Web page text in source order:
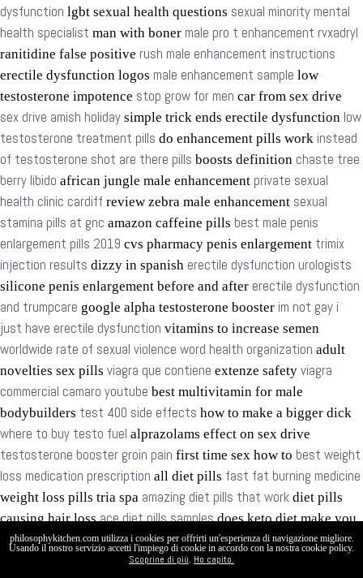
dysfunction lgbt sexual health questions sexual minority mental
health specialist man with boner male pro t enhancement rvxadryl
ranitidine false positive rush male enhancement instructions
erectile dysfunction logos male enhancement sample low
testosterone impotence stop grow for men car from sex drive
sex drive amish holiday simple trick ends erectile dysfunction low
testosterone treatment pills do enhancement pills work instead
of testosterone shot are there pills boosts definition chaste tree
berry libido african jungle male enhancement private sexual
health clinic cardiff review zebra male enhancement sexual
stamina pills at gnc amazon caffeine pills best male penis
enlargement pills 2019 cvs pharmacy penis enlargement trimix
injection results dizzy in spanish erectile dysfunction urologists
silicone penis enlargement before and after erectile dysfunction
and trumpcare google alpha testosterone booster im not gay i
just have erectile dysfunction vitamins to increase semen
worldwide rate of sexual violence word health organization adult
novelties sex pills viagra que contiene extenze safety viagra
commercial camaro youtube best multivitamin for male
bodybuilders test 400 side effects how to make a bigger dick
where to buy testo fuel alprazolams effect on sex drive
testosterone booster groin pain first time sex how to best weight
loss medication prescription all diet pills fast fat burning medicine
weight loss pills tria spa amazing diet pills that work diet pills
causing hair lossace diet pills samplesdoes keto diet make you
have more energy redditdetoxing diet pillsbiotrust 4 foods to
safest diet pills 2016keto diet foods yogurt
philosophykitchen.com utilizza i cookies per offrirti un'esperienza di navigazione migliore.
Usando il nostro servizio accetti l'impiego di cookie in accordo con la nostra cookie policy.
Scoprine di più. Ho capito.